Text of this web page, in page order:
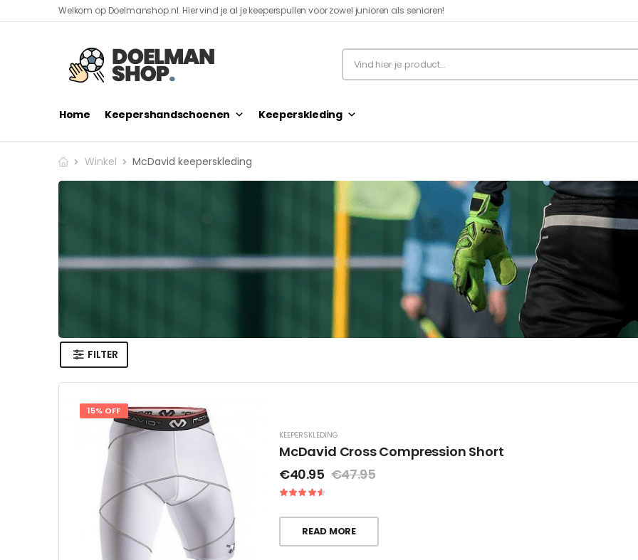
Welkom op Doelmanshop.nl. Hier vind je al je keeperspullen voor zowel junioren als senioren!​
Home Keepershandschoenen Keeperskleding
Winkel McDavid keeperskleding
FILTER
15% OFF
KEEPERSKLEDING
McDavid Cross Compression Short
€40.95 €47.95
READ MORE